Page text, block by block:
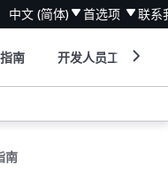
中文 (简体) 首选项 联系
南 开发人员工具
南